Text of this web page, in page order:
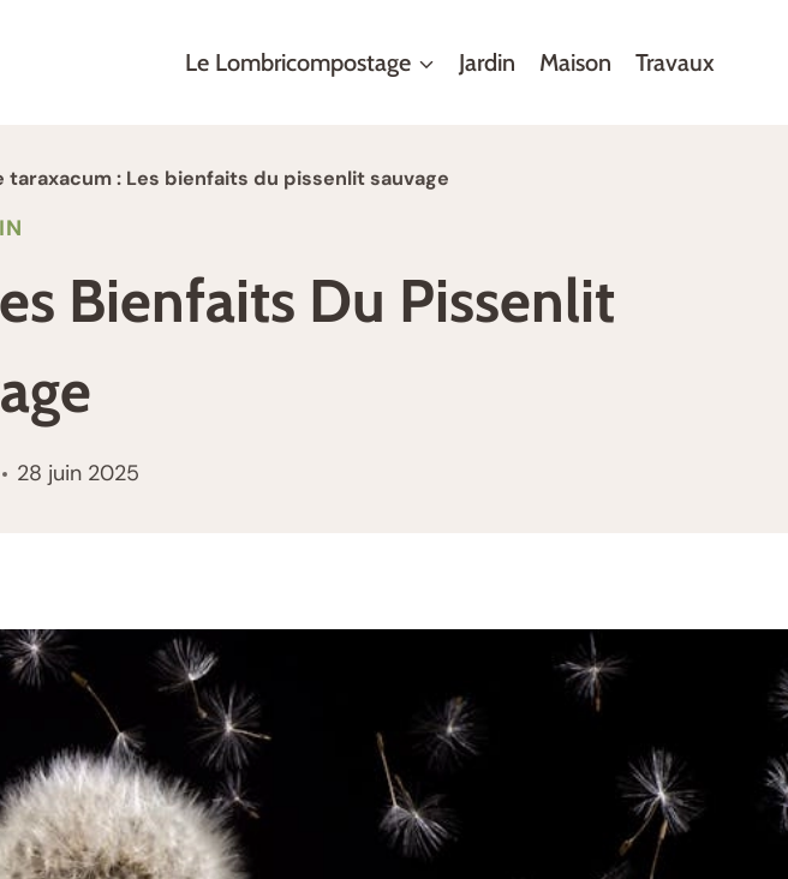
Le Lombricompostage Jardin Maison Travaux
taraxacum : Les bienfaits du pissenlit sauvage
Bienfaits Du Pissenlit
28 juin 2025